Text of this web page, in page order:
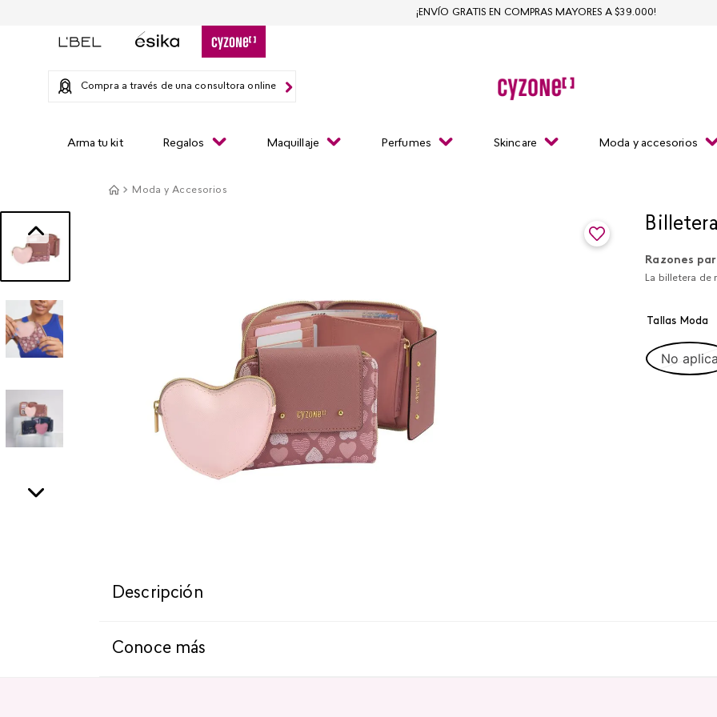
Compra a través de una consultora online
Arma tu kit Regalos Maquillaje Perfumes Skincare Moda y accesorios
¡ENVÍO GRATIS EN COMPRAS MAYORES A $39.000!
Moda y Accesorios
Razones
La billetera de
Tallas Moda
No
Descripción
Conoce más